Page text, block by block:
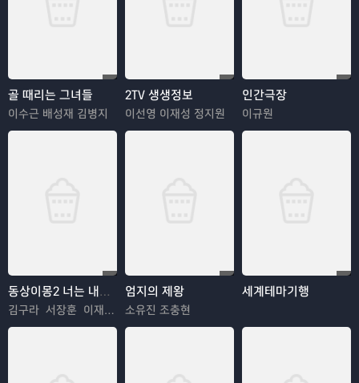
골 때리는 그녀들
이수근 배성재 김병지
2TV 생생정보
이선영 이재성 정지원
인간극장
이규원
동상이몽2 너는 내운명
김구라 서장훈 이재명 추자현 김수용 김혜경 우효광 김진아
엄지의 제왕
소유진 조충현
세계테마기행